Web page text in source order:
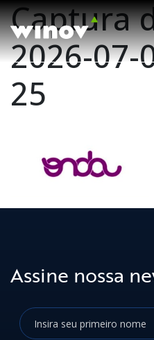
Captura
2026-07-
25
Assine nossa